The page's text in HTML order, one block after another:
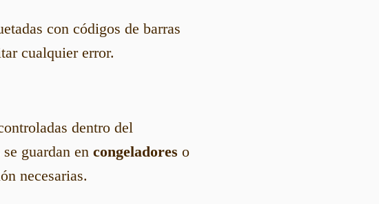
con códigos de barras
cualquier error.
dentro del
guardan en congeladores o
necesarias.